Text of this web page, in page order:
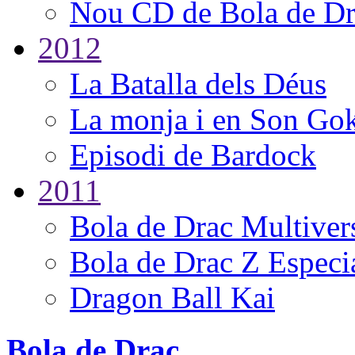
Nou CD de Bola de
2012
La Batalla dels Déus
La monja i en Son
Episodi de Bardock
2011
Bola de Drac
Bola de Drac Z
Dragon Ball Kai